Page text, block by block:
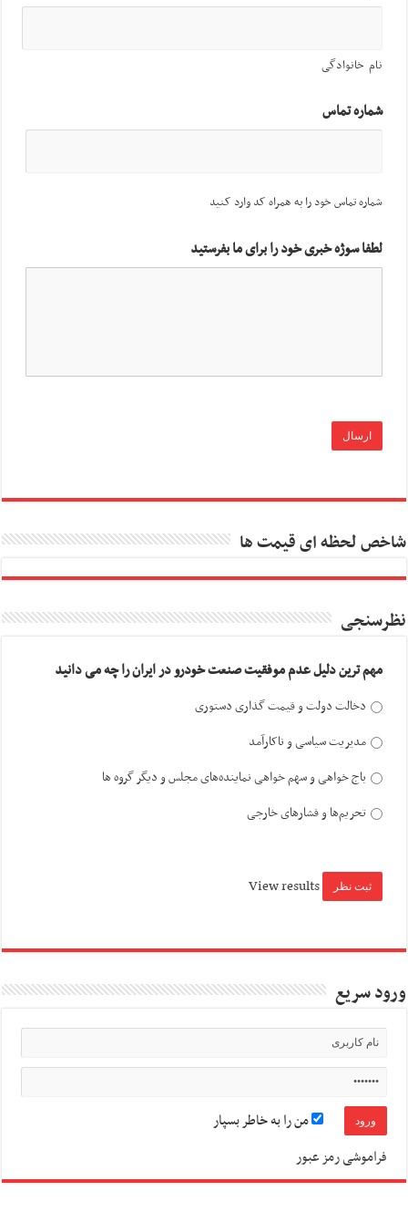
نام خانوادگی
شماره تماس
شماره تماس خود را به همراه کد وارد کنید
لطفا سوژه خبری خود را برای ما بفرستید
شاخص لحظه ای قیمت ها
نظرسنجی
مهم ترین دلیل عدم موفقیت صنعت خودرو در ایران را چه می دانید
دخالت دولت و قیمت گذاری دستوری
مدیریت سیاسی و ناکارآمد
باج خواهی و سهم خواهی نماینده‌های مجلس و دیگر گروه ها
تحریم‌ها و فشارهای خارجی
View results
ورود سریع
من را به خاطر بسپار
فراموشی رمز عبور